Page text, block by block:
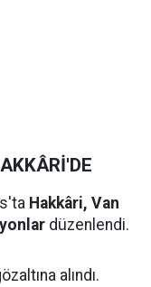
Hakkâri, Van
düzenlendi.
alındı.